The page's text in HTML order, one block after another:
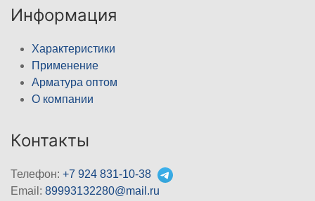
Информация
Характеристики
Применение
Арматура оптом
О компании
Контакты
Телефон: +7 924 831-10-38
Email: 89993132280@mail.ru